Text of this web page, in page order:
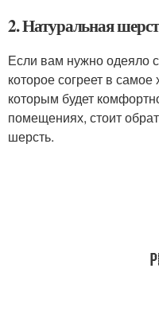
2. Натуральная
Если вам нужно одеяло
которое согреет в
которым будет
помещениях, стоит
шерсть.